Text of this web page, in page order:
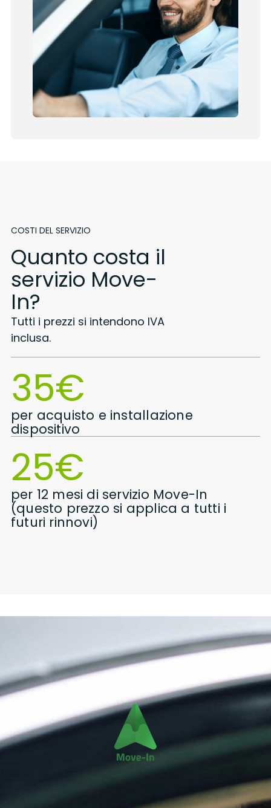
COSTI DEL SERVIZIO
Quanto costa il
servizio Move-
In?
Tutti i prezzi si intendono IVA
inclusa.
35€
per acquisto e installazione
dispositivo
25€
per 12 mesi di servizio Move-In
(questo prezzo si applica a tutti i
futuri rinnovi)